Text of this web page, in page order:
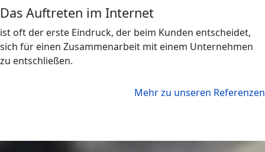
Das Auftreten im Internet
ist oft der erste Eindruck, der beim Kunden entscheidet,
sich für einen Zusammenarbeit mit einem Unternehmen
zu entschließen.
Mehr zu unseren Referenzen